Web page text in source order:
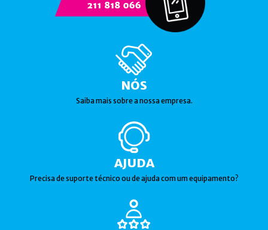
NÓS
Saiba mais sobre a nossa empresa.
AJUDA
Precisa de suporte técnico ou de ajuda com um equipamento?